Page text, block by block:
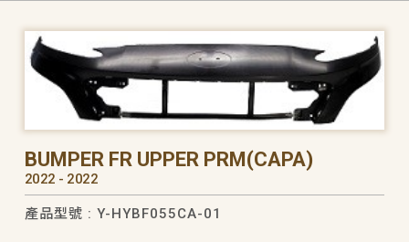
BUMPER FR UPPER PRM(CAPA)
2022 - 2022
產品型號 : Y-HYBF055CA-01